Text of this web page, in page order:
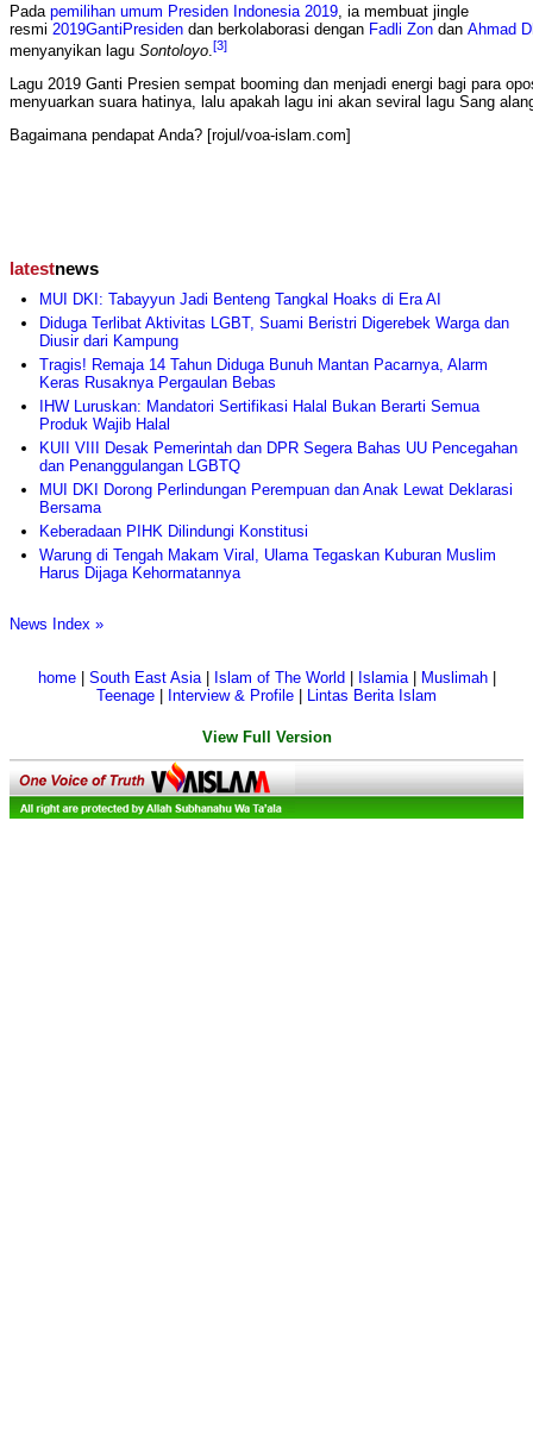
Pada pemilihan umum Presiden Indonesia 2019 , ia membuat jingle
resmi 2019GantiPresiden dan berkolaborasi dengan Fadli Zon dan Ahmad
menyanyikan lagu Sontoloyo.[3]
Lagu 2019 Ganti Presien sempat booming dan menjadi energi bagi para
menyuarkan suara hatinya, lalu apakah lagu ini akan seviral lagu Sang
Bagaimana pendapat Anda? [rojul/voa-islam.com]
latestnews
MUI DKI: Tabayyun Jadi Benteng Tangkal Hoaks di Era AI
Diduga Terlibat Aktivitas LGBT, Suami Beristri Digerebek Warga dan
Diusir dari Kampung
Tragis! Remaja 14 Tahun Diduga Bunuh Mantan Pacarnya, Alarm
Keras Rusaknya Pergaulan Bebas
IHW Luruskan: Mandatori Sertifikasi Halal Bukan Berarti Semua
Produk Wajib Halal
KUII VIII Desak Pemerintah dan DPR Segera Bahas UU Pencegahan
dan Penanggulangan LGBTQ
MUI DKI Dorong Perlindungan Perempuan dan Anak Lewat Deklarasi
Bersama
Keberadaan PIHK Dilindungi Konstitusi
Warung di Tengah Makam Viral, Ulama Tegaskan Kuburan Muslim
Harus Dijaga Kehormatannya
News Index »
home| South East Asia| Islam of The World Islamia| Muslimah|
Teenage
Interview & Profile Lintas Berita Islam
View Full Version